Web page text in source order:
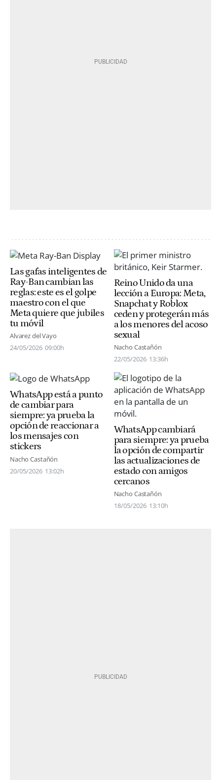
Las gafas inteligentes de
Ray-Ban cambian las
reglas: este es el golpe
maestro con el que
Meta quiere que jubiles
tu móvil
Alvarez del Vayo
24/05/2026 09:00h
Reino Unido da una
lección a Europa: Meta,
Snapchat y Roblox
ceden y protegerán más
a los menores del acoso
sexual
Nacho Castañón
22/05/2026 13:36h
WhatsApp está a punto
de cambiar para
siempre: ya prueba la
opción de reaccionar a
los mensajes con
stickers
Nacho Castañón
20/05/2026 13:02h
WhatsApp cambiará
para siempre: ya prueba
la opción de compartir
las actualizaciones de
estado con amigos
cercanos
Nacho Castañón
18/05/2026 13:10h